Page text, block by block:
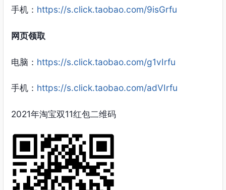
手机： https://s.click.taobao.com/9isGrfu
网页领取
电脑： https://s.click.taobao.com/g1vIrfu
手机： https://s.click.taobao.com/adVIrfu
2021年淘宝双11红包二维码